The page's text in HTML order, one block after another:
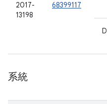
2017-
13198
68399117
系統